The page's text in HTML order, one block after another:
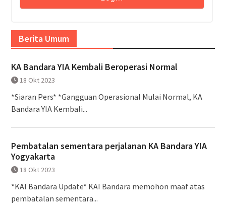
Berita Umum
KA Bandara YIA Kembali Beroperasi Normal
18 Okt 2023
*Siaran Pers* *Gangguan Operasional Mulai Normal, KA
Bandara YIA Kembali...
Pembatalan sementara perjalanan KA Bandara YIA
Yogyakarta
18 Okt 2023
*KAI Bandara Update* KAI Bandara memohon maaf atas
pembatalan sementara...